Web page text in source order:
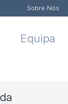
Sobre Nós
Equipa